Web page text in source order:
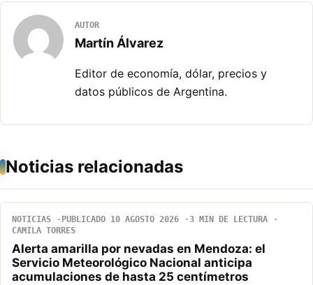
AUTOR
Martín Álvarez
Editor de economía, dólar, precios y
datos públicos de Argentina.
Noticias relacionadas
NOTICIAS PUBLICADO 10 AGOSTO 2026
3 MIN DE LECTURA
CAMILA TORRES
Alerta amarilla por nevadas en Mendoza: el
Servicio Meteorológico Nacional anticipa
acumulaciones de hasta 25 centímetros